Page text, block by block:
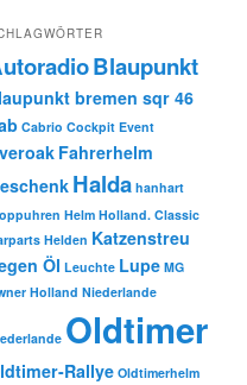
Blaupunkt
bremen sqr 46
Cabrio Cockpit Event
Fahrerhelm
Halda hanhart
Helm Holland. Classic
Helden Katzenstreu
Öl Leuchte Lupe MG
Holland Niederlande
Oldtimer
Rallye Oldtimerhelm